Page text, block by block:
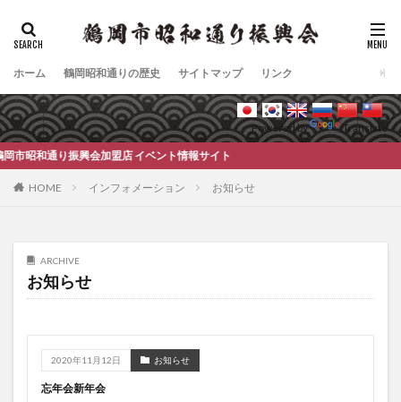
ホーム 鶴岡昭和通りの歴史 サイトマップ リンク
Powered by Translate
り振興会加盟店 イベント情報サイト
HOME インフォメーション お知らせ
ARCHIVE
お知らせ
2020年11月12日 お知らせ
忘年会新年会
タグ
酒店 酒屋
検索